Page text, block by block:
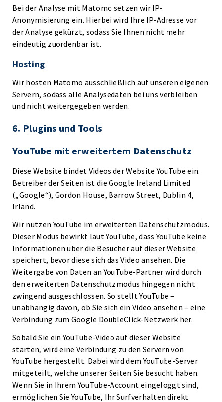
Bei der Analyse mit Matomo setzen wir IP-
Anonymisierung ein. Hierbei wird Ihre IP-Adresse vor
der Analyse gekürzt, sodass Sie Ihnen nicht mehr
eindeutig zuordenbar ist.
Hosting
Wir hosten Matomo ausschließlich auf unseren eigenen
Servern, sodass alle Analysedaten bei uns verbleiben
und nicht weitergegeben werden.
6. Plugins und Tools
YouTube mit erweitertem Datenschutz
Diese Website bindet Videos der Website YouTube ein.
Betreiber der Seiten ist die Google Ireland Limited
(„Google“), Gordon House, Barrow Street, Dublin 4,
Irland.
Wir nutzen YouTube im erweiterten Datenschutzmodus.
Dieser Modus bewirkt laut YouTube, dass YouTube keine
Informationen über die Besucher auf dieser Website
speichert, bevor diese sich das Video ansehen. Die
Weitergabe von Daten an YouTube-Partner wird durch
den erweiterten Datenschutzmodus hingegen nicht
zwingend ausgeschlossen. So stellt YouTube –
unabhängig davon, ob Sie sich ein Video ansehen – eine
Verbindung zum Google DoubleClick-Netzwerk her.
Sobald Sie ein YouTube-Video auf dieser Website
starten, wird eine Verbindung zu den Servern von
YouTube hergestellt. Dabei wird dem YouTube-Server
mitgeteilt, welche unserer Seiten Sie besucht haben.
Wenn Sie in Ihrem YouTube-Account eingeloggt sind,
ermöglichen Sie YouTube, Ihr Surfverhalten direkt